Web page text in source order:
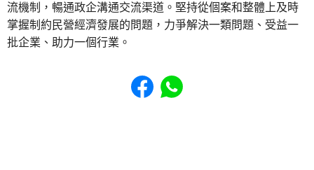
流機制，暢通政企溝通交流渠道。堅持從個案和整體上及時
掌握制約民營經濟發展的問題，力爭解決一類問題、受益一
批企業、助力一個行業。
Share to Facebook
Share to WhatsApp